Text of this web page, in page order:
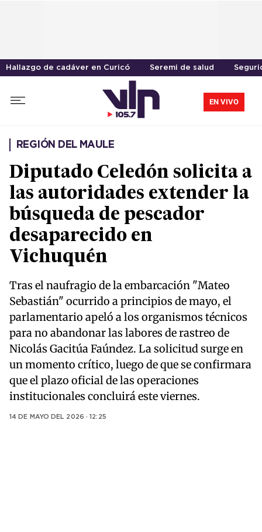
Hallazgo de cadáver en Curicó Seremi de salud
EN VIVO
REGIÓN DEL MAULE
Diputado Celedón solicita a
las autoridades extender la
búsqueda de pescador
desaparecido en
Vichuquén
Tras el naufragio de la embarcación "Mateo
Sebastián" ocurrido a principios de mayo, el
parlamentario apeló a los organismos técnicos
para no abandonar las labores de rastreo de
Nicolás Gacitúa Faúndez. La solicitud surge en
un momento crítico, luego de que se confirmara
que el plazo oficial de las operaciones
institucionales concluirá este viernes.
14 DE MAYO DEL 2026 · 12:25